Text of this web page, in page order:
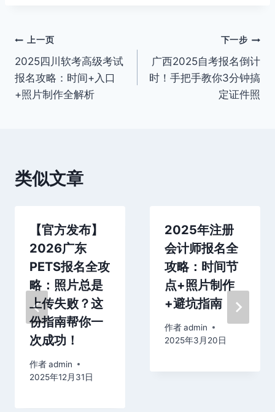
文
章
导
上一页
2025四川软考高级考试
报名攻略：时间+入口
+照片制作全解析
下一步
广西2025自考报名倒计
时！手把手教你3分钟搞
定证件照
类似文章
【官方发布】
2026广东
PETS报名全攻
略：照片总是
上传失败？这
份指南帮你一
次成功！
作者admin
2025年12月31日
2025年注册
会计师报名全
攻略：时间节
点+照片制作
+避坑指南
作者admin
2025年3月20日